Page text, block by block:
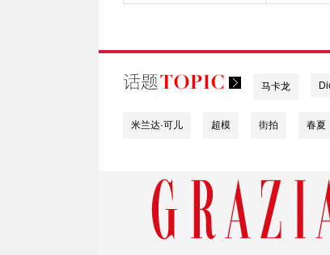
马卡龙
米兰达·可儿 超模 街拍 春夏